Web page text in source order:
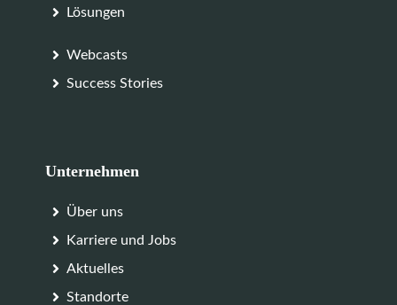
Lösungen
Webcasts
Success Stories
Unternehmen
Über uns
Karriere und Jobs
Aktuelles
Standorte